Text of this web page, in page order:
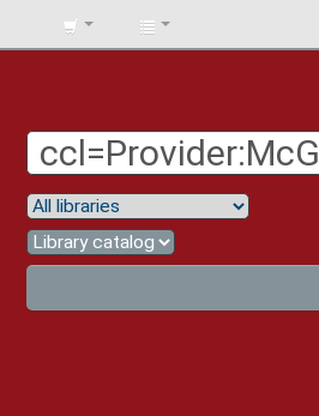
BIBLIOTECA